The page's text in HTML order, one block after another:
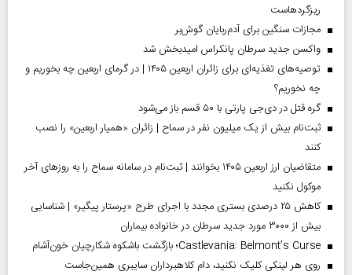
ریزگردهاست
مجازات سنگین برای آدم‌ربایان گوش‌بر
واکسن جدید سرطان پانکراس امیدبخش شد
توصیه‌های تغذیه‌ای برای زائران اربعین ۱۴۰۵ | در گرمای اربعین چه بخوریم و
چه نخوریم؟
گره قتل در دی‌جی پارتی با ۵۰ قسم باز می‌شود
ثبت‌نام بیش از یک میلیون نفر در سماح | زائران «همیار اربعین» را نصب
کنند
متقاضیان ارز اربعین ۱۴۰۵ بخوانند | ثبت‌نام در سامانه سماح را به روز‌های آخر
موکول نکنید
کاهش ۲۵ درصدی بستری مجدد با اجرای طرح «پرستار پیگیر» | شناسایی
بیش از ۳۰۰۰ مورد جدید سرطان در خانواده بیماران
Castlevania: Belmont’s Curse؛ بازگشت باشکوه شکارچیان خون‌آشام
روی هر لینکی کلیک نکنید، دام کلاهبرداران سایبری همین‌جاست